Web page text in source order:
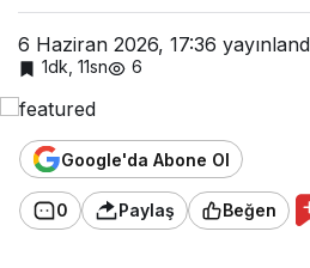
6 Haziran 2026, 17:36
1dk, 11sn 6
Google'da Abone Ol
0 Paylaş Beğen